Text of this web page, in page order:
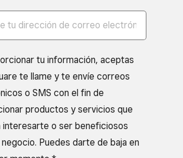
tu información, aceptas
te llame y te envíe correos
o SMS con el fin de
productos y servicios que
interesarte o ser beneficiosos
Puedes darte de baja en